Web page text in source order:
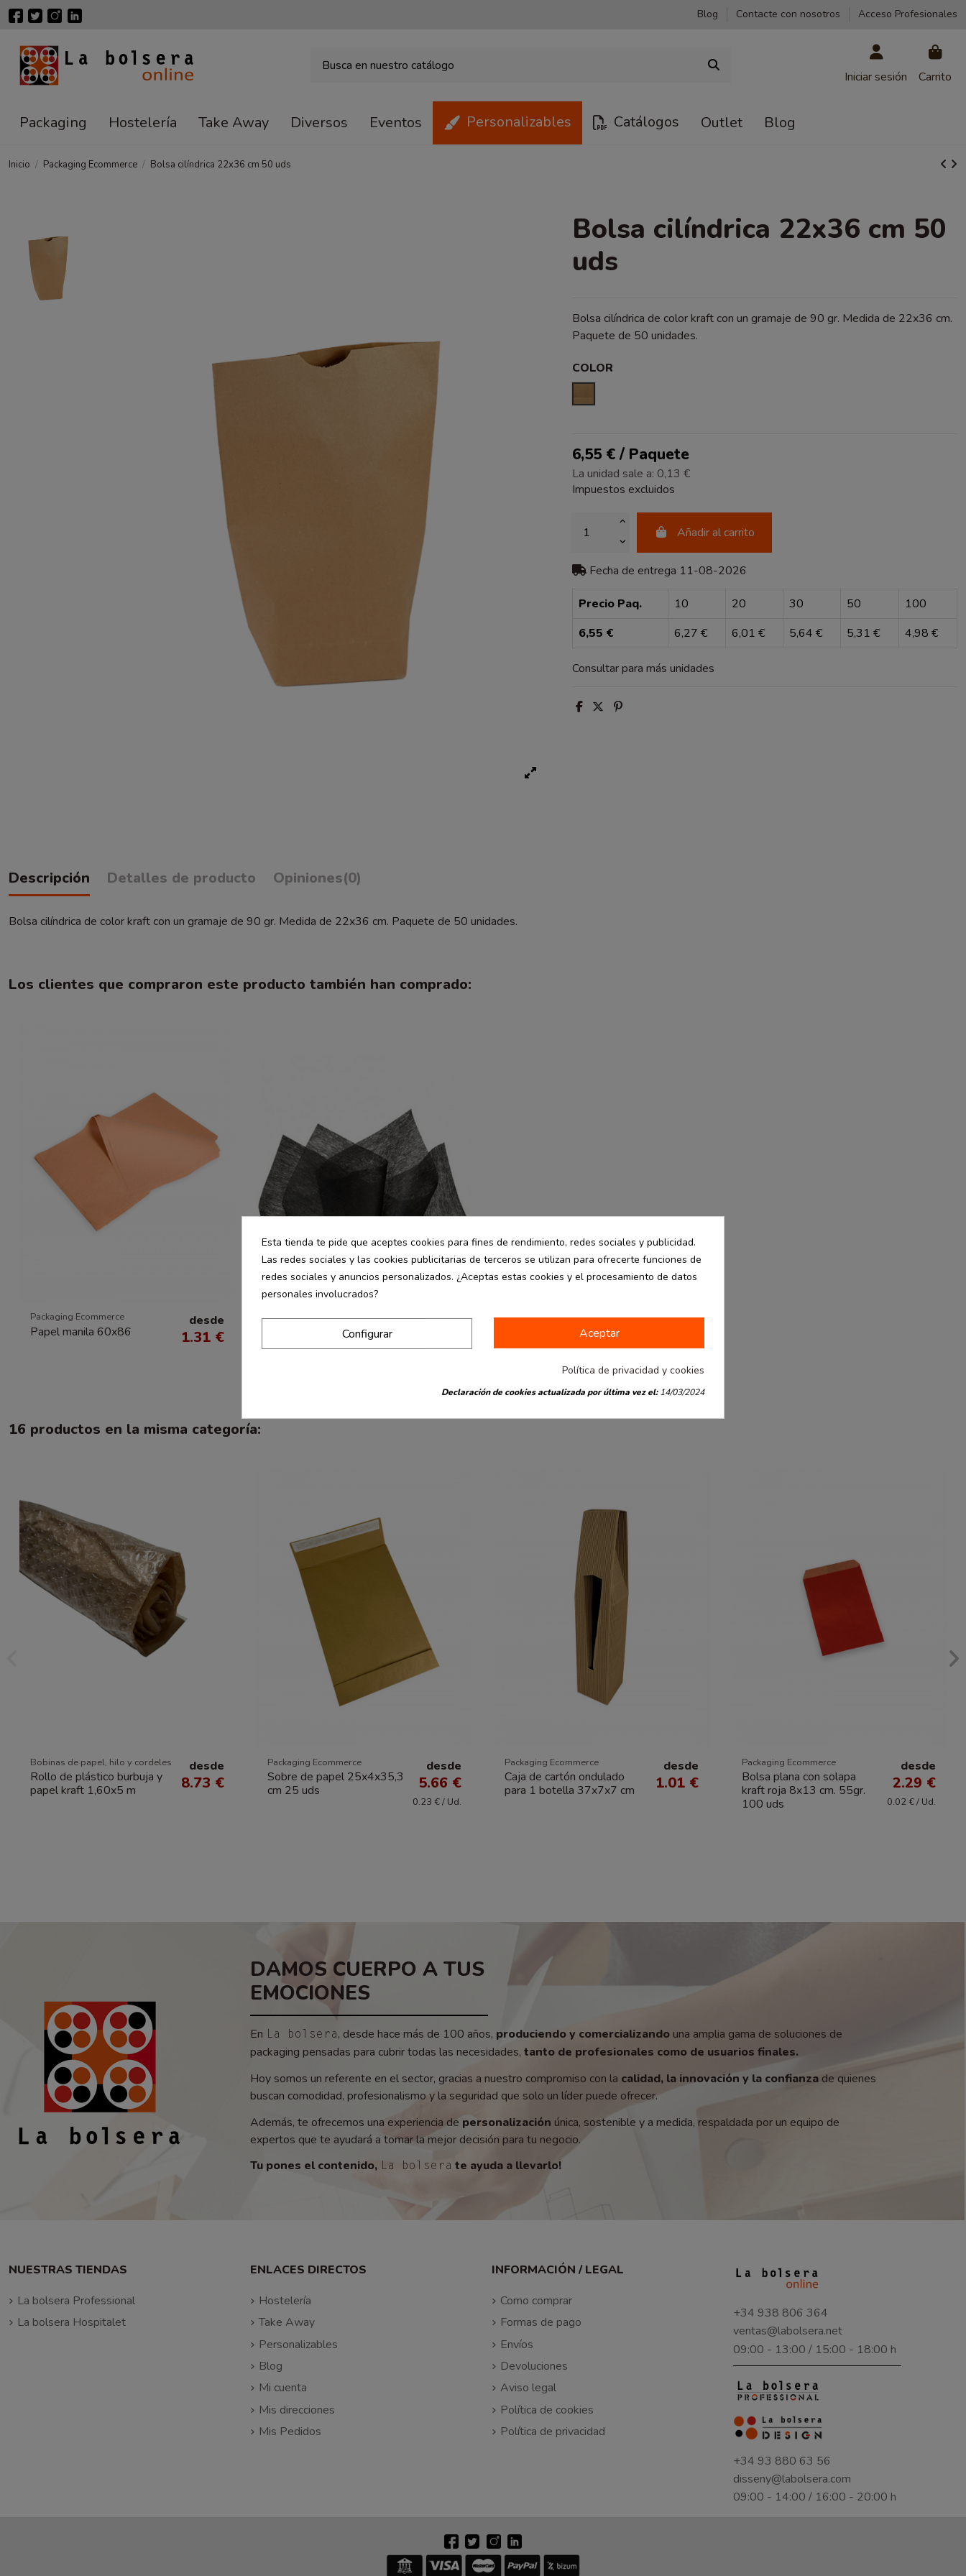
Blog Contacte con nosotros Acceso Profesionales
Iniciar sesión Carrito
Packaging Hostelería Take Away Diversos Eventos Personalizables Catálogos Outlet Blog
Inicio Packaging Ecommerce Bolsa cilíndrica 22x36 cm 50 uds
Bolsa cilíndrica 22x36 cm 50
uds
Bolsa cilíndrica de color kraft con un gramaje de 90 gr. Medida de 22x36 cm.
Paquete de 50 unidades.
COLOR
6,55 € / Paquete
La unidad sale a: 0,13 €
Impuestos excluidos
Añadir al carrito
Fecha de entrega 11-08-2026
Precio Paq. 10 20 30 50
100
6,55 €
6,27 € 6,01 € 5,64 € 5,31 € 4,98 €
Consultar para más unidades
Descripción Detalles de producto Opiniones(0)
Bolsa cilíndrica de color kraft con un gramaje de 90 gr. Medida de 22x36 cm. Paquete de 50 unidades.
Los clientes que compraron este producto también han comprado:
Packaging Ecommerce
Papel manila 60x86
desde
1.31 €
Packaging Ecommerce
Papel de seda 50x75 cm.
Varios colores. 26 uds
desde
16 productos en la misma categoría:
Bobinas de papel, hilo y cordeles
Rollo de plástico burbuja y
papel kraft 1,60x5 m
desde
8.73 €
Packaging Ecommerce
Sobre de papel 25x4x35,3
cm 25 uds
desde
5.66 €
0.23 € / Ud.
Packaging Ecommerce
Caja de cartón ondulado
para 1 botella 37x7x7 cm
desde
1.01 €
Packaging Ecommerce
Bolsa plana con solapa
kraft roja 8x13 cm. 55gr.
100 uds
desde
2.29 €
0.02 € / Ud.
DAMOS CUERPO A TUS
EMOCIONES
En La bolsera, desde hace más de 100 años, produciendo y comercializando una amplia gama de soluciones de
packaging pensadas para cubrir todas las necesidades, tanto de profesionales como de usuarios finales.
Hoy somos un referente en el sector, gracias a nuestro compromiso con la calidad, la innovación y la confianzade quienes
buscan comodidad, profesionalismo y la seguridad que solo un líder puede ofrecer.
Además, te ofrecemos una experiencia de personalización única, sostenible y a medida, respaldada por un equipo de
expertos que te ayudará a tomar la mejor decisión para tu negocio.
Tu pones el contenido, La bolsera te ayuda a llevarlo!
NUESTRAS TIENDAS
La bolsera Professional
La bolsera Hospitalet
ENLACES DIRECTOS
Hostelería
Take Away
Personalizables
Blog
Mi cuenta
Mis direcciones
Mis Pedidos
INFORMACIÓN / LEGAL
Como comprar
Formas de pago
Envíos
Devoluciones
Aviso legal
Política de cookies
Política de privacidad
+34 938 806 364
ventas@labolsera.net
09:00 - 13:00 / 15:00 - 18:00 h
+34 93 880 63 56
disseny@labolsera.com
09:00 - 14:00 / 16:00 - 20:00 h
Esta tienda te pide que aceptes cookies para fines de rendimiento, redes sociales y publicidad.
Las redes sociales y las cookies publicitarias de terceros se utilizan para ofrecerte funciones de
redes sociales y anuncios personalizados. ¿Aceptas estas cookies y el procesamiento de datos
personales involucrados?
Aceptar
Configurar
Política de privacidad y cookies
Declaración de cookies actualizada por última vez el:14/03/2024